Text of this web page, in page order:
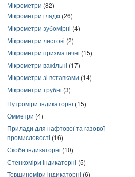
Мікрометри (82)
Мікрометри гладкі (26)
Мікрометри зубомірні (4)
Мікрометри листові (2)
Мікрометри призматичні (15)
Мікрометри важільні (17)
Мікрометри зі вставками (14)
Мікрометри трубні (3)
Нутроміри індикаторні (15)
Омметри (4)
Прилади для нафтової та газової
промисловості (16)
Скоби індикаторні (10)
Стенкоміри індикаторні (5)
Товщиноміри індикаторні (6)